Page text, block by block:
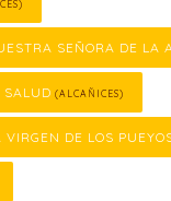
SEÑORA DE LA
SALUD (ALCAÑICES)
DE LOS